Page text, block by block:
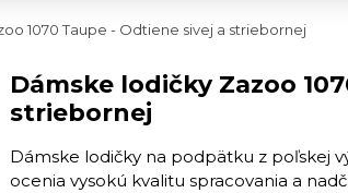
1070 Taupe - Odtiene sivej a striebornej
Dámske lodičky Zazoo
striebornej
Dámske lodičky na podpätku z poľskej
ocenia vysokú kvalitu spracovania a